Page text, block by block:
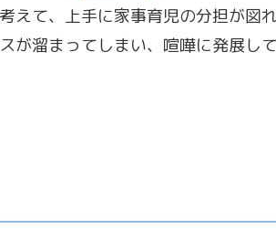
えて、上手に家事育児の分担が図
が溜まってしまい、喧嘩に発展し